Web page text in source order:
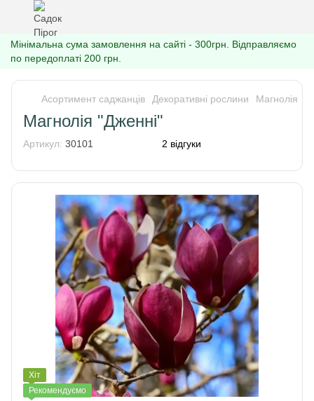
Мінімальна сума замовлення на сайті - 300грн. Відправляємо
по передоплаті 200 грн.
Асортимент саджанців Декоративні рослини Магнолія
Магнолія "Дженні"
Артикул: 30101 2 відгуки
Хіт
Рекомендуємо